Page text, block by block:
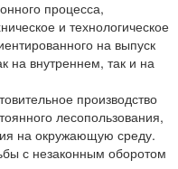
процесса,
и технологическое
на выпуск
на внутреннем, так и на
производство
лесопользования,
на окружающую среду.
с незаконным оборотом